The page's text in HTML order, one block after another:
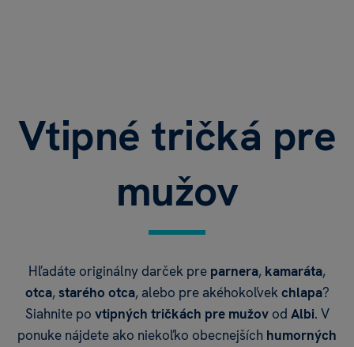
Vtipné tričká pre
mužov
Hľadáte originálny darček pre parnera, kamaráta,
otca,starého otca, alebo pre akéhokoľvekchlapa?
Siahnite po vtipných tričkách pre mužovod Albi. V
ponuke nájdete ako niekoľko obecnejších humorných